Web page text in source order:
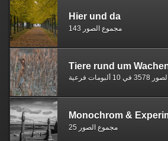
Hier und da
مجموع الصور 143
Tiere rund um
فرعية
Monochrom &
مجموع الصور 25